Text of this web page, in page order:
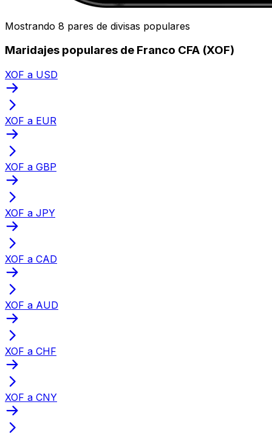
Mostrando 8 pares de divisas populares
Maridajes populares de Franco CFA (XOF)
XOF a USD
XOF a EUR
XOF a GBP
XOF a JPY
XOF a CAD
XOF a AUD
XOF a CHF
XOF a CNY